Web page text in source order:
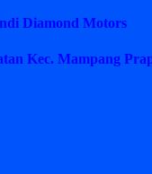
Diamond Motors
Kec. Mampang